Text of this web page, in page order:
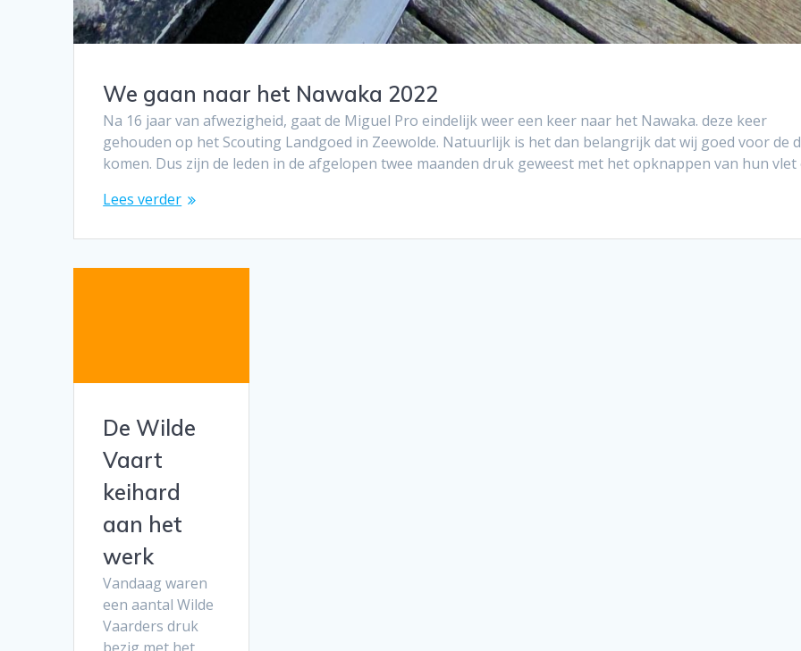
We gaan naar het Nawaka 2022
Na 16 jaar van afwezigheid, gaat de Miguel Pro eindelijk weer een keer naar het Nawaka. deze keer
gehouden op het Scouting Landgoed in Zeewolde. Natuurlijk is het dan belangrijk dat wij goed voor de
komen. Dus zijn de leden in de afgelopen twee maanden druk geweest met het opknappen van hun
Lees verder
De Wilde
Vaart
keihard
aan het
werk
Vandaag waren
een aantal Wilde
Vaarders druk
bezig met het